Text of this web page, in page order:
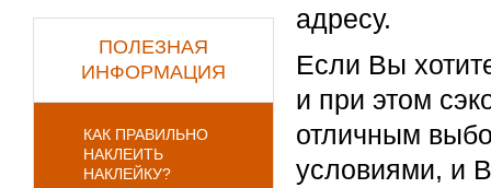
ПОЛЕЗНАЯ
ИНФОРМАЦИЯ
КАК ПРАВИЛЬНО
НАКЛЕИТЬ
НАКЛЕЙКУ?
адресу.
Если Вы
и при этом
отличным
условиями, и